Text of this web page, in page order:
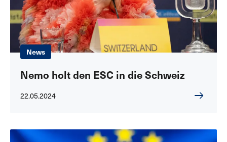
News
Nemo holt den ESC in die Schweiz
22.05.2024